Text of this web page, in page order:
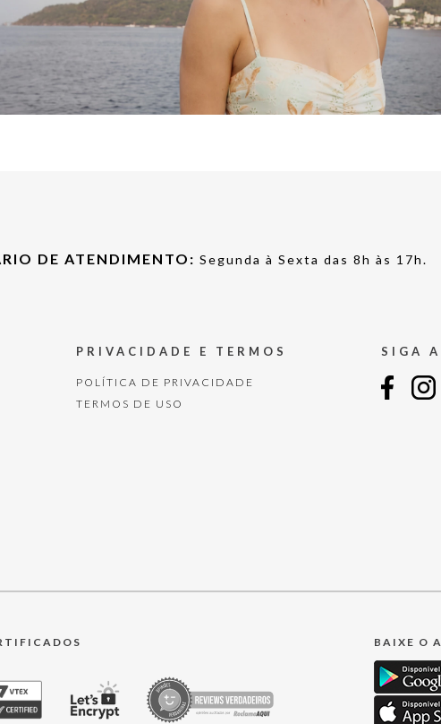
DE ATENDIMENTO: Segunda à Sexta das 8h às 17h.
PRIVACIDADE E TERMOS
POLÍTICA DE PRIVACIDADE
TERMOS DE USO
SIGA A
BAIXE O